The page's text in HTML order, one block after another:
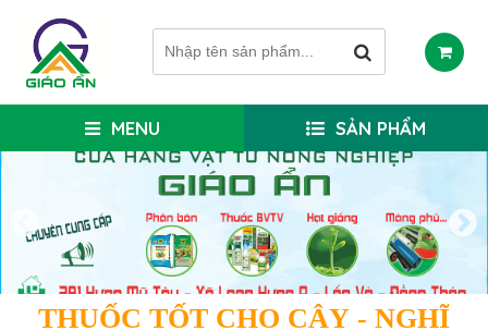
MENU SẢN PHẨM
THUỐC TỐT CHO CÂY - NGHĨ